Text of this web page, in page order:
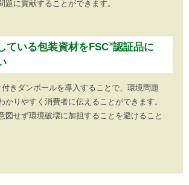
題に貢献することができます。
ている包装資材をFSC®認証品に
きダンボールを導入することで、環境問題
かりやすく消費者に伝えることができます。
図せず環境破壊に加担することを避けること